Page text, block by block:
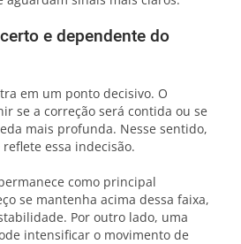
e dependente do
em um ponto decisivo. O
se a correção será contida ou se
mais profunda. Nesse sentido,
essa indecisão.
como principal
se mantenha acima dessa faixa,
Por outro lado, uma
intensificar o movimento de